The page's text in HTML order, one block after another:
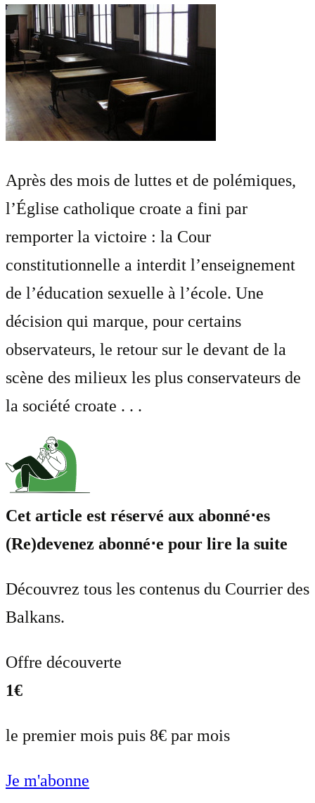
Après des mois de luttes et de polémiques,
l’Église catholique croate a fini par
remporter la victoire : la Cour
constitutionnelle a interdit l’enseignement
de l’éducation sexuelle à l’école. Une
décision qui marque, pour certains
observateurs, le retour sur le devant de la
scène des milieux les plus conservateurs de
la société croate . . .
Cet article est réservé aux abonné⋅es
(Re)devenez abonné⋅e pour lire la suite
Découvrez tous les contenus du Courrier des
Balkans.
Offre découverte
1€
le premier mois puis 8€ par mois
Je m'abonne